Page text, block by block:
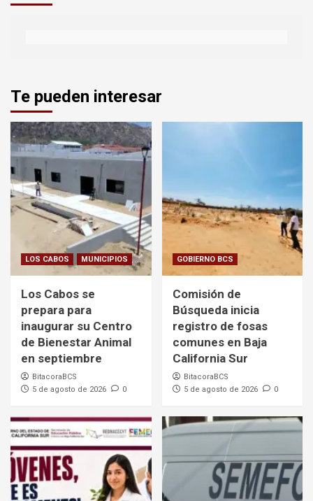
Te pueden interesar
LOS CABOS MUNICIPIOS
Los Cabos se
prepara para
inaugurar su Centro
de Bienestar Animal
en septiembre
BitacoraBCS
5 de agosto de 2026
0
GOBIERNO BCS
Comisión de
Búsqueda inicia
registro de fosas
comunes en Baja
California Sur
BitacoraBCS
5 de agosto de 2026
0